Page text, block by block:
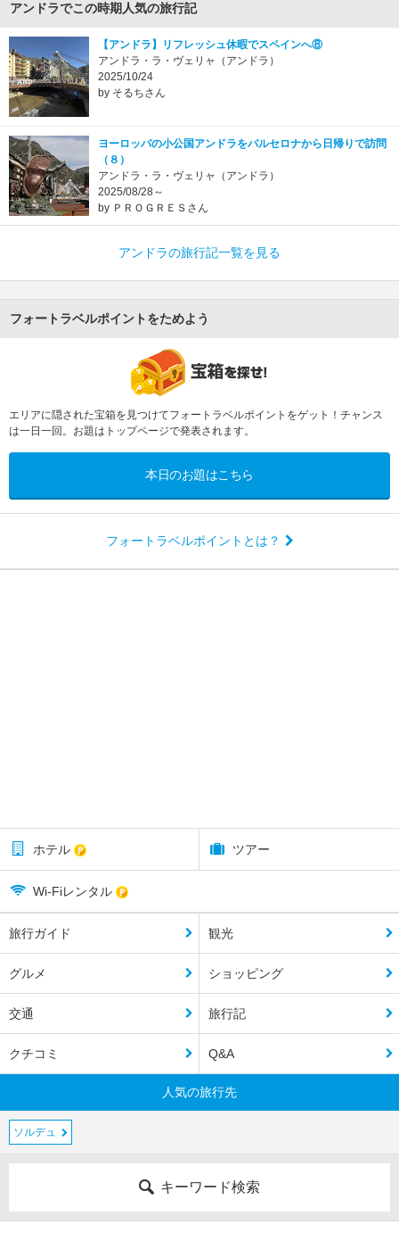
アンドラでこの時期人気の旅行記
【アンドラ】リフレッシュ休暇でスペインへ⑧
アンドラ・ラ・ヴェリャ（アンドラ）
2025/10/24
by そるちさん
ヨーロッパの小公国アンドラをバルセロナから日帰りで訪問
（８）
アンドラ・ラ・ヴェリャ（アンドラ）
2025/08/28～
by ＰＲＯＧＲＥＳさん
アンドラの旅行記一覧を見る
フォートラベルポイントをためよう
エリアに隠された宝箱を見つけてフォートラベルポイントをゲット！チャンス
は一日一回。お題はトップページで発表されます。
本日のお題はこちら
フォートラベルポイントとは？
ホテル ツアー
Wi-Fiレンタル
旅行ガイド 観光
グルメ ショッピング
交通 旅行記
クチコミ Q&A
人気の旅行先
ソルデュ
キーワード検索